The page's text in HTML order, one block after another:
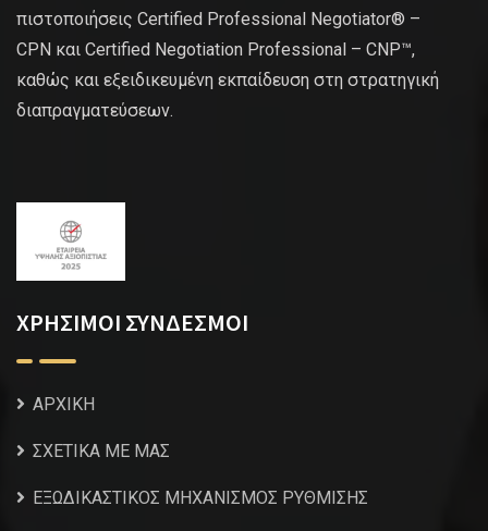
πιστοποιήσεις Certified Professional Negotiator® –
CPN και Certified Negotiation Professional – CNP™,
καθώς και εξειδικευμένη εκπαίδευση στη στρατηγική
διαπραγματεύσεων.
ΧΡΗΣΙΜΟΙ ΣΥΝΔΕΣΜΟΙ
ΑΡΧΙΚΗ
ΣΧΕΤΙΚΑ ΜΕ ΜΑΣ
ΕΞΩΔΙΚΑΣΤΙΚΟΣ ΜΗΧΑΝΙΣΜΟΣ ΡΥΘΜΙΣΗΣ